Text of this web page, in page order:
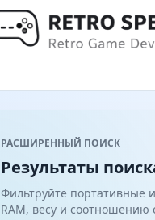
РАСШИРЕННЫЙ ПОИСК
Результаты
Фильтруйте портативные
RAM, весу и соотношению